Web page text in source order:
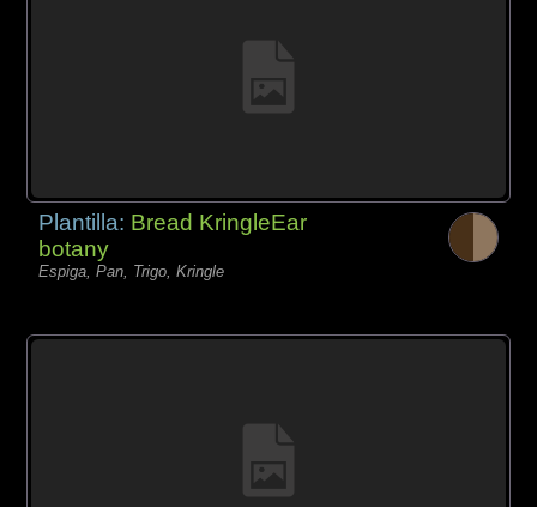
Plantilla: Bread KringleEar
botany
Espiga, Pan, Trigo, Kringle